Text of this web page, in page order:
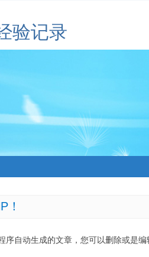
验记录
！
序自动生成的文章，您可以删除或是编